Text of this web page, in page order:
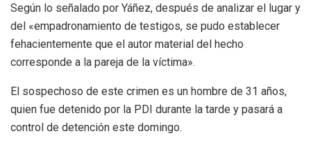
Según lo señalado por Yáñez, después de analizar el lugar y
del «empadronamiento de testigos, se pudo establecer
fehacientemente que el autor material del hecho
corresponde a la pareja de la víctima».
El sospechoso de este crimen es un hombre de 31 años,
quien fue detenido por la PDI durante la tarde y pasará a
control de detención este domingo.